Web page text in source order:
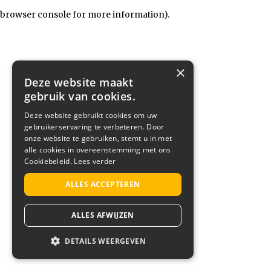
browser console for more information).
×
Deze website maakt
gebruik van cookies.
Deze website gebruikt cookies om uw
gebruikerservaring te verbeteren. Door
onze website te gebruiken, stemt u in met
alle cookies in overeenstemming met ons
Cookiebeleid. Lees verder
ALLES ACCEPTEREN
ALLES AFWIJZEN
DETAILS WEERGEVEN
STRIKT NOODZAKELIJK